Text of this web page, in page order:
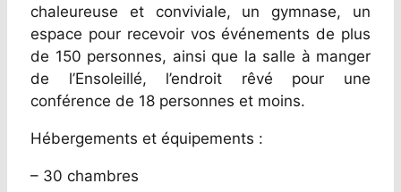
chaleureuse et conviviale, un gymnase, un
espace pour recevoir vos événements de plus
de 150 personnes, ainsi que la salle à manger
de l’Ensoleillé, l’endroit rêvé pour une
conférence de 18 personnes et moins.
Hébergements et équipements :
– 30 chambres